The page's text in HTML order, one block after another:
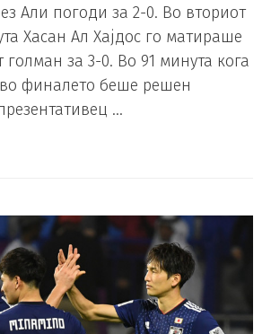
Али погоди за 2-0. Во вториот
Хасан Ал Хајдос го матираше
за 3-0. Во 91 минута кога
финалето беше решен
…